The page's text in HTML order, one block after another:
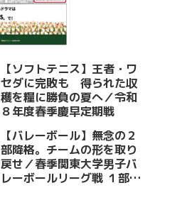
【ソフトテニス】王者・ワ
セダに完敗も 得られた収
穫を糧に勝負の夏へ／令和
８年度春季慶早定期戦
【バレーボール】無念の２
部降格。チームの形を取り
戻せ／春季関東大学男子バ
レーボールリーグ戦 １部・